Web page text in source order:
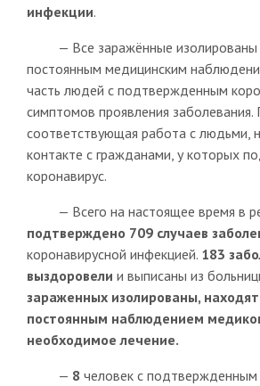
инфекции.
— Все заражённые изолированы
постоянным медицинским
часть людей с подтвержденным
симптомов проявления заболевания.
соответствующая работа с людьми,
контакте с гражданами, у которых
коронавирус.
— Всего на настоящее время в
подтверждено 709 случаев
коронавирусной инфекцией. 183
выздоровели и выписаны из
зараженных изолированы,
постоянным наблюдением
необходимое лечение.
— 8 человек с подтвержденным